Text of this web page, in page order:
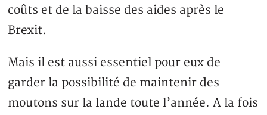
coûts et de la baisse des aides après le
Brexit.
Mais il est aussi essentiel pour eux de
garder la possibilité de maintenir des
moutons sur la lande toute l’année. A la fois